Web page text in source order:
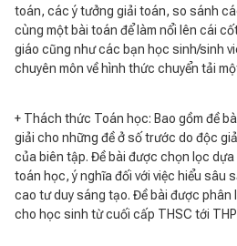
toán, các ý tưởng giải toán, so sánh
cùng một bài toán để làm nổi lên cái
giáo cũng như các bạn học sinh/sinh
chuyên môn về hình thức chuyển tải
+ Thách thức Toán học: Bao gồm đề
giải cho những đề ở số trước do độc
của biên tập. Đề bài được chọn lọc
toán học, ý nghĩa đối với việc hiểu sâu
cao tư duy sáng tạo. Đề bài được phân
cho học sinh từ cuối cấp THSC tới